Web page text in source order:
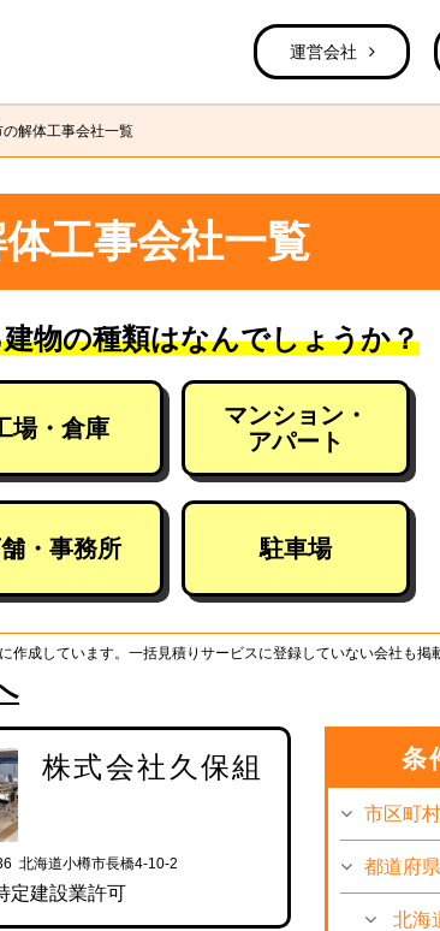
運営会社
の解体工事会社一覧
工事会社一覧
物の種類はなんでしょうか？
場・倉庫
マンション・
アパート
・事務所 駐車場
成しています。一括見積りサービスに登録していない会社も掲
条
市区町
都道府
北海
株式会社久保組
北海道小樽市長橋4-10-2
定建設業許可